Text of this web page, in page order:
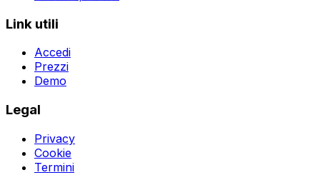
Link utili
Accedi
Prezzi
Demo
Legal
Privacy
Cookie
Termini